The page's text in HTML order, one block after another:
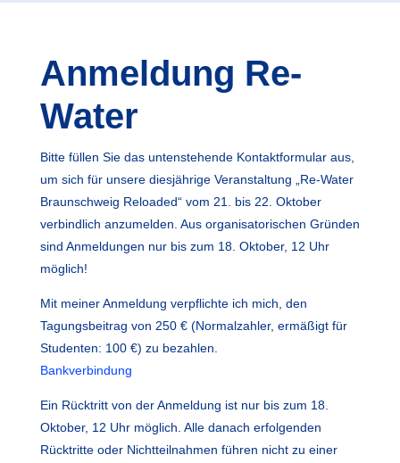
Anmeldung Re-
Water
Bitte füllen Sie das untenstehende Kontaktformular aus,
um sich für unsere diesjährige Veranstaltung „Re-Water
Braunschweig Reloaded“ vom 21. bis 22. Oktober
verbindlich anzumelden. Aus organisatorischen Gründen
sind Anmeldungen nur bis zum 18. Oktober, 12 Uhr
möglich!
Mit meiner Anmeldung verpflichte ich mich, den
Tagungsbeitrag von 250 € (Normalzahler, ermäßigt für
Studenten: 100 €) zu bezahlen.
Bankverbindung
Ein Rücktritt von der Anmeldung ist nur bis zum 18.
Oktober, 12 Uhr möglich. Alle danach erfolgenden
Rücktritte oder Nichtteilnahmen führen nicht zu einer